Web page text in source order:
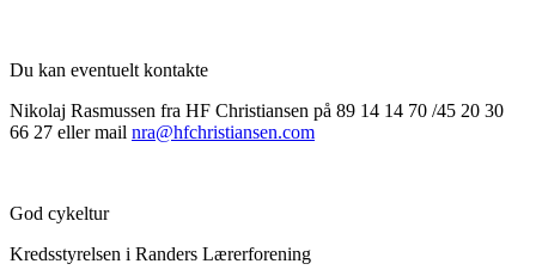
Du kan eventuelt kontakte
Nikolaj Rasmussen fra HF Christiansen på 89 14 14 70 /45 20 30
66 27 eller mail nra@hfchristiansen.com
God cykeltur
Kredsstyrelsen i Randers Lærerforening